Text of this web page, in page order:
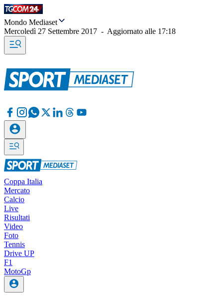
Mondo Mediaset
Mercoledì 27 Settembre 2017 - Aggiornato alle 17:18
Coppa Italia
Mercato
Calcio
Live
Risultati
Video
Foto
Tennis
Drive UP
F1
MotoGp